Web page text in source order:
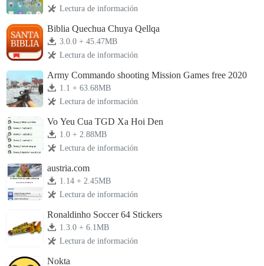
Lectura de información
Biblia Quechua Chuya Qellqa
3.0.0 + 45.47MB
Lectura de información
Army Commando shooting Mission Games free 2020
1.1 + 63.68MB
Lectura de información
Vo Yeu Cua TGD Xa Hoi Den
1.0 + 2.88MB
Lectura de información
austria.com
1.14 + 2.45MB
Lectura de información
Ronaldinho Soccer 64 Stickers
1.3.0 + 6.1MB
Lectura de información
Nokta